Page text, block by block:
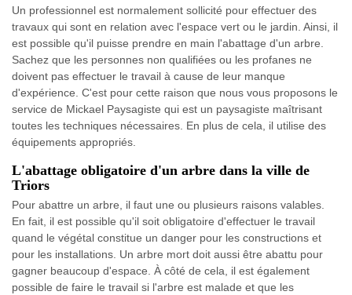
Un professionnel est normalement sollicité pour effectuer des
travaux qui sont en relation avec l'espace vert ou le jardin. Ainsi, il
est possible qu'il puisse prendre en main l'abattage d'un arbre.
Sachez que les personnes non qualifiées ou les profanes ne
doivent pas effectuer le travail à cause de leur manque
d'expérience. C'est pour cette raison que nous vous proposons le
service de Mickael Paysagiste qui est un paysagiste maîtrisant
toutes les techniques nécessaires. En plus de cela, il utilise des
équipements appropriés.
L'abattage obligatoire d'un arbre dans la ville de
Triors
Pour abattre un arbre, il faut une ou plusieurs raisons valables.
En fait, il est possible qu'il soit obligatoire d'effectuer le travail
quand le végétal constitue un danger pour les constructions et
pour les installations. Un arbre mort doit aussi être abattu pour
gagner beaucoup d'espace. À côté de cela, il est également
possible de faire le travail si l'arbre est malade et que les